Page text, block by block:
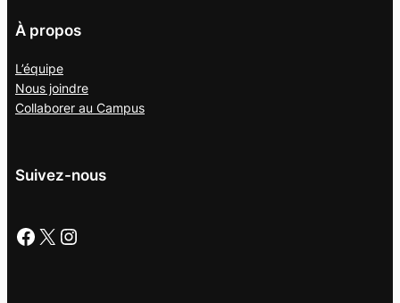
À propos
L’équipe
Nous joindre
Collaborer au Campus
Suivez-nous
Facebook X Instagram